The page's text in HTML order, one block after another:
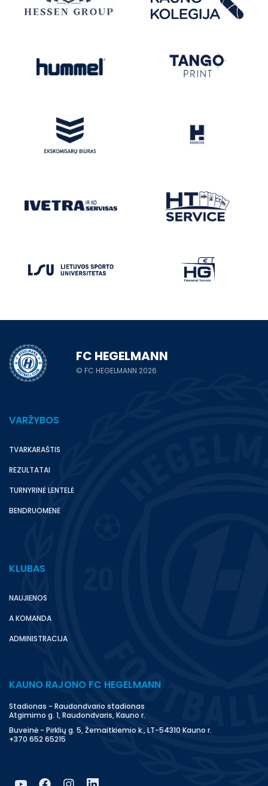
FC HEGELMANN
© FC HEGELMANN 2026
VARŽYBOS
TVARKARAŠTIS
REZULTATAI
TURNYRINĖ LENTELĖ
BENDRUOMENĖ
KLUBAS
NAUJIENOS
A KOMANDA
ADMINISTRACIJA
KAUNO RAJONO FC HEGELMANN
Stadionas - Raudondvario stadionas
Atgimimo g. 1, Raudondvaris, Kauno r.
Buveinė - Pirklių g. 5, Žemaitkiemio k., LT-54310 Kauno r.
+370 652 65215